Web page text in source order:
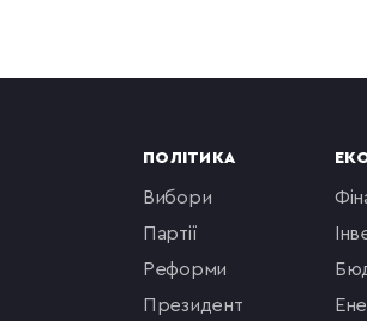
ПОЛІТИКА
вибори
партії
реформи
президент